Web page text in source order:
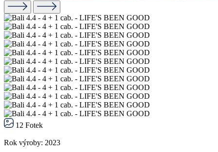
12 Fotek
Rok výroby: 2023